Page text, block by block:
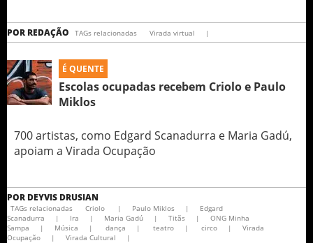
POR REDAÇÃO TAGs relacionadas Virada virtual |
É QUENTE
Escolas ocupadas recebem Criolo e Paulo
Miklos
700 artistas, como Edgard Scanadurra e Maria Gadú,
apoiam a Virada Ocupação
POR DEYVIS DRUSIAN
TAGs relacionadas Criolo | Paulo Miklos |
Edgard
Scanadurra
| Ira | Maria Gadú | Titãs |
ONG Minha
Sampa
| Música | dança | teatro | circo |
Virada
Ocupação
| Virada Cultural |